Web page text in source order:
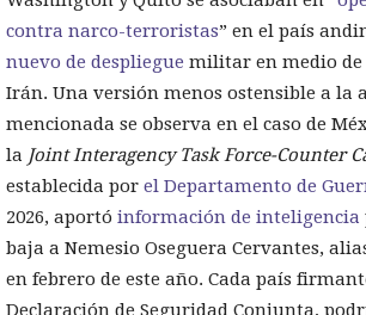
contra narco-terroristas” en el país
nuevo de despliegue militar en medio de
Irán. Una versión menos ostensible a la
mencionada se observa en el caso de
la Joint Interagency Task Force-Counter
establecida por el Departamento de
2026, aportó información de inteligencia
baja a Nemesio Oseguera Cervantes,
en febrero de este año. Cada país
Declaración de Seguridad Conjunta,